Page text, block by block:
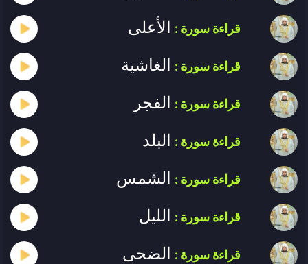
قراءة سورة : الأعلى
قراءة سورة : الغاشية
قراءة سورة : الفجر
قراءة سورة : البلد
قراءة سورة : الشمس
قراءة سورة : الليل
قراءة سورة : الضحى